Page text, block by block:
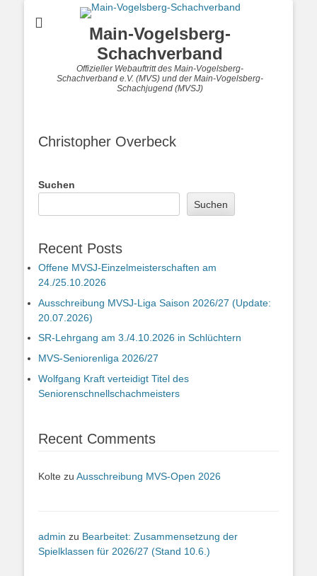
Main-Vogelsberg-
Schachverband
Offizieller Webauftritt des Main-Vogelsberg-
Schachverband e.V. (MVS) und der Main-Vogelsberg-
Schachjugend (MVSJ)
Christopher Overbeck
Suchen
Suchen
Recent Posts
Offene MVSJ-Einzelmeisterschaften am
24./25.10.2026
Ausschreibung MVSJ-Liga Saison 2026/27 (Update:
20.07.2026)
SR-Lehrgang am 3./4.10.2026 in Schlüchtern
MVS-Seniorenliga 2026/27
Wolfgang Kraft verteidigt Titel des
Seniorenschnellschachmeisters
Recent Comments
Kolte zu Ausschreibung MVS-Open 2026
admin zu Bearbeitet: Zusammensetzung der
Spielklassen für 2026/27 (Stand 10.6.)